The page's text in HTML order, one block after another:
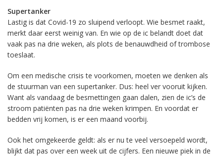
Supertanker
Lastig is dat Covid-19 zo sluipend verloopt. Wie besmet raakt,
merkt daar eerst weinig van. En wie op de ic belandt doet dat
vaak pas na drie weken, als plots de benauwdheid of trombose
toeslaat.
Om een medische crisis te voorkomen, moeten we denken als
de stuurman van een supertanker. Dus: heel ver vooruit kijken.
Want als vandaag de besmettingen gaan dalen, zien de ic’s de
stroom patiënten pas na drie weken krimpen. En voordat er
bedden vrij komen, is er een maand voorbij.
Ook het omgekeerde geldt: als er nu te veel versoepeld wordt,
blijkt dat pas over een week uit de cijfers. Een nieuwe piek in de